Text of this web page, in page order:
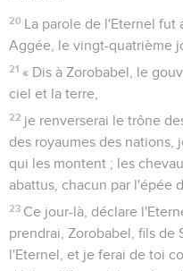
20 La parole de l'Eternel fut
Aggée, le vingt-quatrième
21 « Dis à Zorobabel, le
ciel et la terre,
22 je renverserai le trône
des royaumes des nations,
qui les montent ; les
abattus, chacun par l'épée
23 Ce jour-là, déclare
prendrai, Zorobabel, fils de
l'Eternel, et je ferai de toi